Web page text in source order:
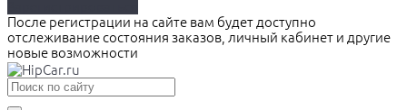
После регистрации на сайте вам будет доступно
отслеживание состояния заказов, личный кабинет и другие
новые возможности